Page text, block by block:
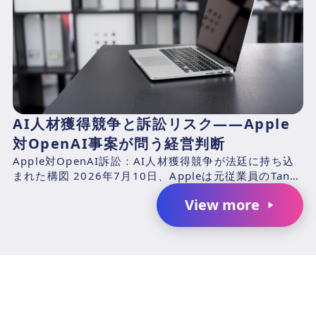
AI人材獲得競争と訴訟リスク――Apple
対OpenAI事案が問う経営判断
Apple対OpenAI訴訟：AI人材獲得競争が法廷に持ち込
まれた構図 2026年7月10日、Appleは元従業員のTang
View more